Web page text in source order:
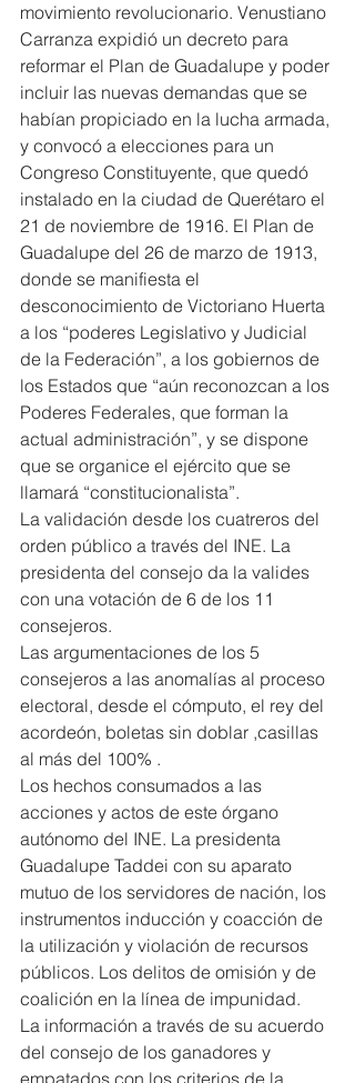
movimiento revolucionario. Venustiano
Carranza expidió un decreto para
reformar el Plan de Guadalupe y poder
incluir las nuevas demandas que se
habían propiciado en la lucha armada,
y convocó a elecciones para un
Congreso Constituyente, que quedó
instalado en la ciudad de Querétaro el
21 de noviembre de 1916. El Plan de
Guadalupe del 26 de marzo de 1913,
donde se manifiesta el
desconocimiento de Victoriano Huerta
a los “poderes Legislativo y Judicial
de la Federación”, a los gobiernos de
los Estados que “aún reconozcan a los
Poderes Federales, que forman la
actual administración”, y se dispone
que se organice el ejército que se
llamará “constitucionalista”.
La validación desde los cuatreros del
orden público a través del INE. La
presidenta del consejo da la valides
con una votación de 6 de los 11
consejeros.
Las argumentaciones de los 5
consejeros a las anomalías al proceso
electoral, desde el cómputo, el rey del
acordeón, boletas sin doblar ,casillas
al más del 100% .
Los hechos consumados a las
acciones y actos de este órgano
autónomo del INE. La presidenta
Guadalupe Taddei con su aparato
mutuo de los servidores de nación, los
instrumentos inducción y coacción de
la utilización y violación de recursos
públicos. Los delitos de omisión y de
coalición en la línea de impunidad.
La información a través de su acuerdo
del consejo de los ganadores y